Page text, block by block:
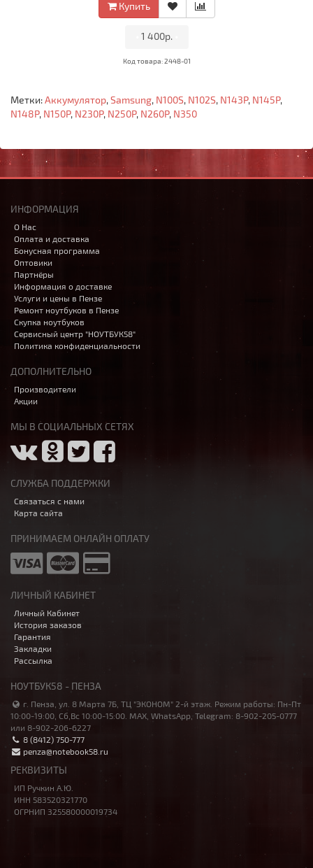
Купить
1 400р.
Код товара: 2448-01
Метки:Аккумулятор,Samsung, N100S, N102S, N143P, N145P,
N148P, N150P, N230P, N250P, N260P, N350
ИНФОРМАЦИЯ
О Нас
Оплата и доставка
Бонусная программа
Оптовики
Партнёры
Информация о доставке
Услуги и цены в Пензе
Ремонт ноутбуков в Пензе
Скупка ноутбуков
Сервисный центр "НОУТБУК58"
Политика конфиденциальности
ДОПОЛНИТЕЛЬНО
Производители
Акции
МЫ В СОЦИАЛЬНЫХ СЕТЯХ
СЛУЖБА ПОДДЕРЖКИ
Связаться с нами
Карта сайта
ПРИНИМАЕМ ОНЛАЙН ОПЛАТУ
ЛИЧНЫЙ КАБИНЕТ
Личный Кабинет
История заказов
Гарантия
Закладки
Рассылка
НОУТБУК58 - ПЕНЗА
г. Пенза, ул. 8 Марта 7Б, ТЦ "ЭКОНОМ" 2-й этаж. Режим работы: Пн-Пт
10:00-19:00, Сб,Вс 10:00-15:00. MAX, WhatsApp, Telegram: 8-902-205-0777
или 8-902-206-6227
8 (8412) 750-777
penza@notebook58.ru
РЕКВИЗИТЫ
ИП Ручкин А.Ю.
ИНН 583520321770
ОГРНИП 325580000019734